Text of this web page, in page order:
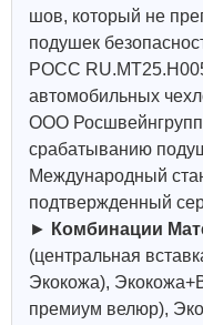
шов, который не
подушек
РОСС
автомобильных
ООО
срабатыванию
Международный
подтвержденный
► Комбинации
(центральная
Экокожа),
премиум велюр),